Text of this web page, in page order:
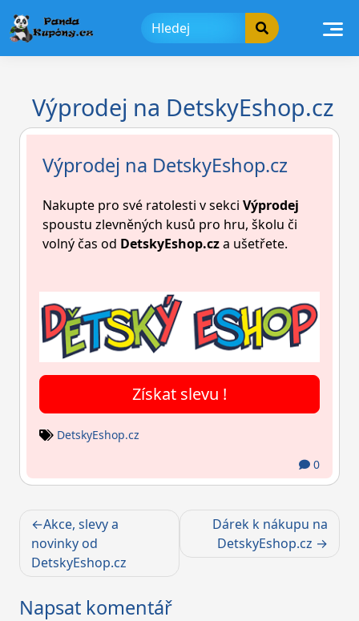
to
content
Výprodej na DetskyEshop.cz
Výprodej na DetskyEshop.cz
Nakupte pro své ratolesti v sekci Výprodej
spoustu zlevněných kusů pro hru, školu či
volný čas od DetskyEshop.cza ušetřete.
Získat slevu !
DetskyEshop.cz
0
Navigace
pro
příspěvek
Akce, slevy a
novinky od
DetskyEshop.cz
Dárek k nákupu na
DetskyEshop.cz
Napsat komentář